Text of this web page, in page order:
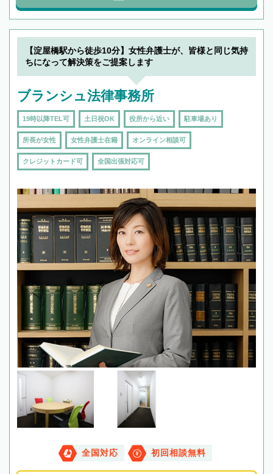
【淀屋橋駅から徒歩10分】女性弁護士が、皆様と同じ気持
ちになって解決策をご提案します
ブランシュ法律事務所
19時以降TEL可 土日祝OK 役所から近い 駐車場あり
所長が女性 女性弁護士在籍 オンライン相談可
クレジットカード可 全国出張対応可
全国対応 初回相談無料